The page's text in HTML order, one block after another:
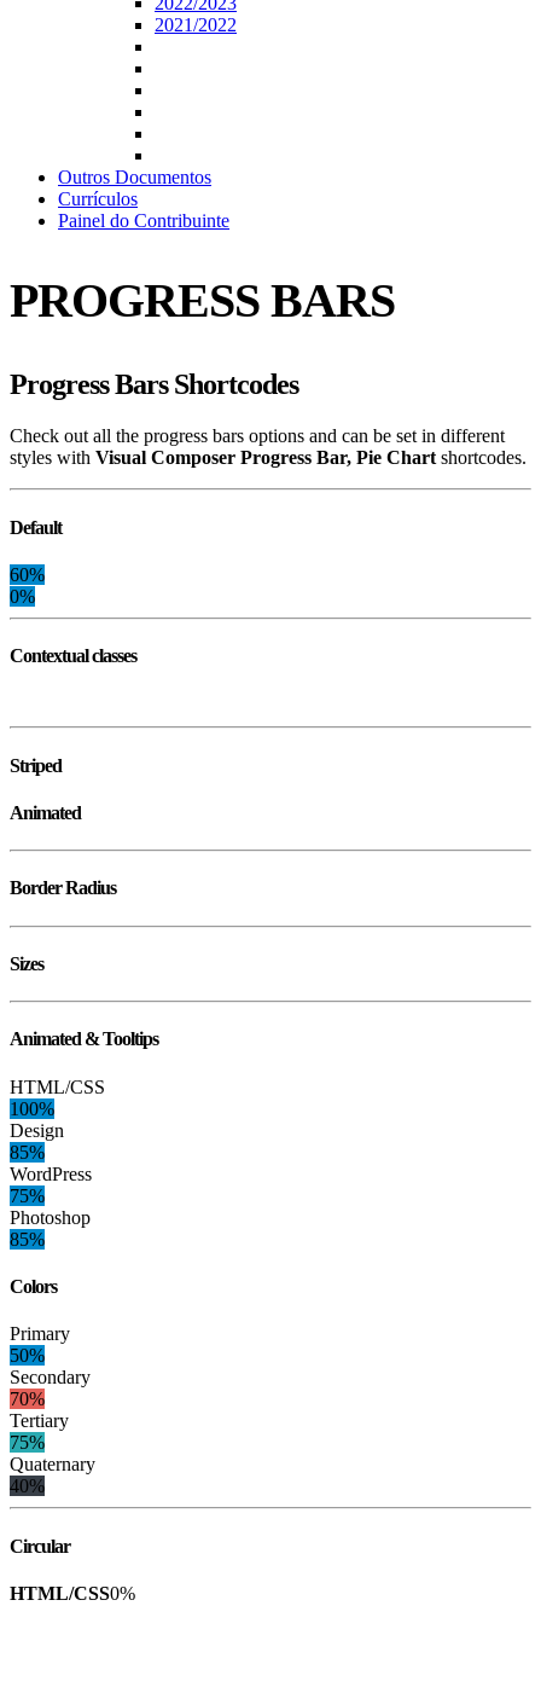
2021/2022
Outros Documentos
Currículos
Painel do Contribuinte
PROGRESS BARS
Progress Bars Shortcodes
Check out all the progress bars options and can be set in different
styles with Visual Composer Progress Bar, Pie Chart shortcodes.
Default
60%
0%
Contextual classes
Striped
Animated
Border Radius
Sizes
Animated & Tooltips
HTML/CSS
100%
Design
85%
WordPress
75%
Photoshop
85%
Colors
Primary
50%
Secondary
70%
Tertiary
75%
Quaternary
40%
Circular
HTML/CSS0%